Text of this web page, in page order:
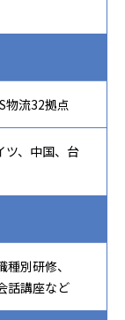
物流32拠点
ツ、中国、台
別研修、
話講座など